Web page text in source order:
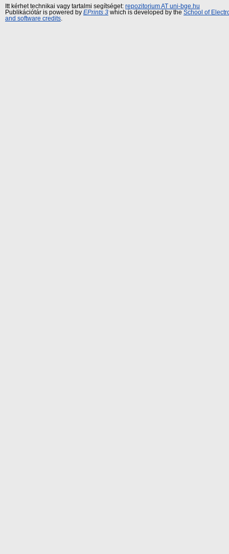
Itt kérhet technikai vagy tartalmi segítséget: repozitorium AT uni-bge.hu
Publikációtár is powered by EPrints 3 which is developed by the School of
and software credits